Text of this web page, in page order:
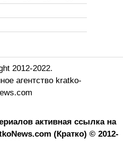
2012-2022.
агентство kratko-
активная ссылка на
(Кратко) © 2012-